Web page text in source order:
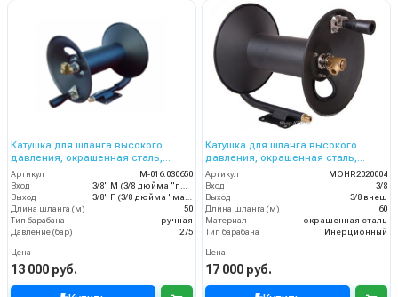
Катушка для шланга высокого
давления, окрашенная сталь,
вместимость 3/8 50m, 275bar,
3/8внеш-3/8внут
Артикул
M-016.030650
Вход
3/8" M (3/8 дюйма "папа")
Выход
3/8" F (3/8 дюйма "мама")
Длина шланга (м)
50
Тип барабана
ручная
Давление (бар)
275
Цена
13 000 руб.
Катушка для шланга высокого
давления, окрашенная сталь,
вместимость 3/8 60m, 275bar,
3/8внеш
Артикул
MOHR2020004
Вход
3/8
Выход
3/8 внеш
Длина шланга (м)
60
Материал
окрашенная сталь
Тип барабана
Инерционный
Цена
17 000 руб.